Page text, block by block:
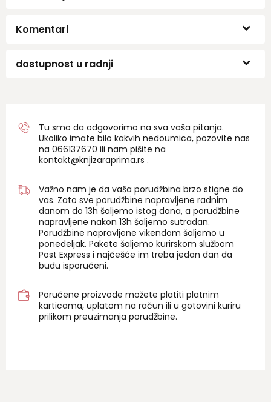
Komentari
dostupnost u radnji
Tu smo da odgovorimo na sva vaša pitanja.
Ukoliko imate bilo kakvih nedoumica, pozovite nas
na 066137670 ili nam pišite na
kontakt@knjizaraprima.rs .
Važno nam je da vaša porudžbina brzo stigne do
vas. Zato sve porudžbine napravljene radnim
danom do 13h šaljemo istog dana, a porudžbine
napravljene nakon 13h šaljemo sutradan.
Porudžbine napravljene vikendom šaljemo u
ponedeljak. Pakete šaljemo kurirskom službom
Post Express i najčešće im treba jedan dan da
budu isporučeni.
Poručene proizvode možete platiti platnim
karticama, uplatom na račun ili u gotovini kuriru
prilikom preuzimanja porudžbine.